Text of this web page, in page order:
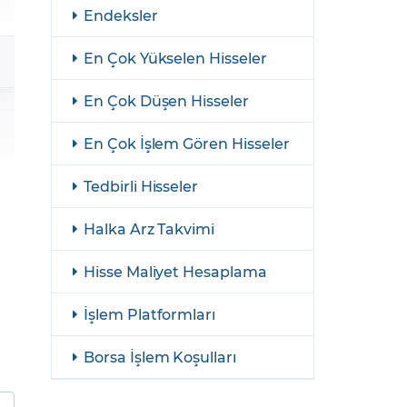
GCM Borsa Trader Eğitim Videoları
Endeksler
En Çok Yükselen Hisseler
En Çok Düşen Hisseler
En Çok İşlem Gören Hisseler
Tedbirli Hisseler
Halka Arz Takvimi
Hisse Maliyet Hesaplama
İşlem Platformları
Borsa İşlem Koşulları